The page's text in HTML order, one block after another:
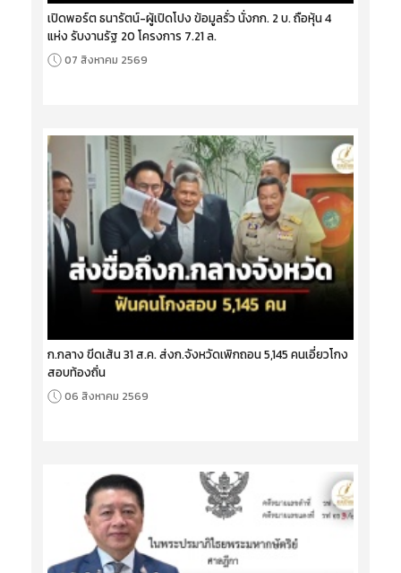
เปิดพอร์ต ธนารัตน์-ผู้เปิดโปง ข้อมูลรั่ว นั่งกก. 2 บ. ถือหุ้น 4
แห่ง รับงานรัฐ 20 โครงการ 7.21 ล.
07 สิงหาคม 2569
ก.กลาง ขีดเส้น 31 ส.ค. ส่งก.จังหวัดเพิกถอน 5,145 คนเอี่ยวโกง
สอบท้องถิ่น
06 สิงหาคม 2569